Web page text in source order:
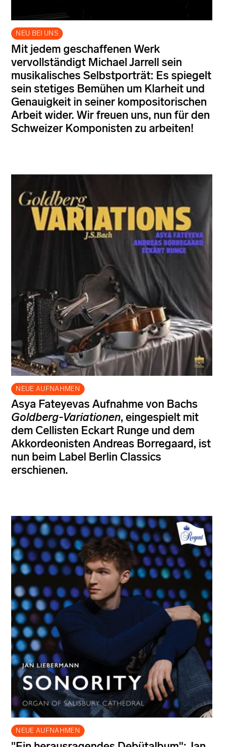
NEU BEI UNS
Mit jedem geschaffenen Werk
vervollständigt Michael Jarrell sein
musikalisches Selbstporträt: Es spiegelt
sein stetiges Bemühen um Klarheit und
Genauigkeit in seiner kompositorischen
Arbeit wider. Wir freuen uns, nun für den
Schweizer Komponisten zu arbeiten!
NEUE AUFNAHMEN
Asya Fateyevas Aufnahme von Bachs
Goldberg-Variationen, eingespielt mit
dem Cellisten Eckart Runge und dem
Akkordeonisten Andreas Borregaard, ist
nun beim Label Berlin Classics
erschienen.
NEUE AUFNAHMEN